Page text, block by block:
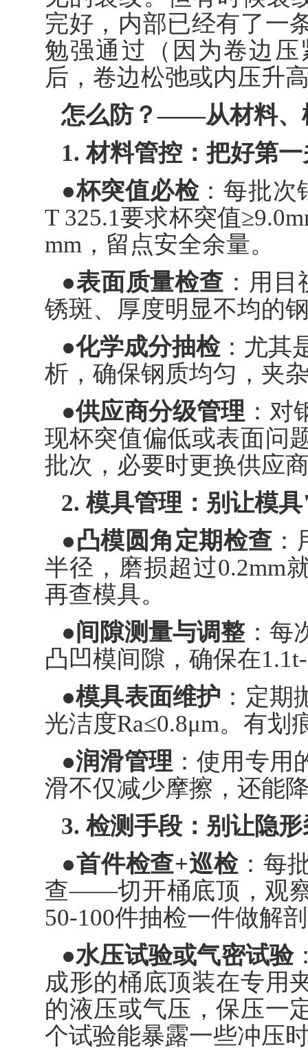
完好，内部已经有了一
勉强通过（因为卷边
后，卷边松弛或内压升
怎么防？——从材料、
1. 材料管控：把好第
●杯突值必检：每批次
T 325.1要求杯突值
mm，留点安全余量。
●表面质量检查 ：用
锈斑、厚度明显不均的
●化学成分抽检：尤其
析，确保钢质均匀，夹
●供应商分级管理 ：
现杯突值偏低或表面问
批次，必要时更换供应
2. 模具管理：别让模
●凸模圆角定期检查
半径，磨损超过0.2mm
再查模具。
●间隙测量与调整：每
凸凹模间隙，确保在
●模具表面维护 ：定
光洁度Ra≤0.8μm。有划
●润滑管理 ：使用专
滑不仅减少摩擦，还能
3. 检测手段：别让隐
●首件检查+巡检：每
查——切开桶底顶，观
50-100件抽检一件做解
●水压试验或气密试验
成形的桶底顶装在专用
的液压或气压，保压一
个试验能暴露一些冲压